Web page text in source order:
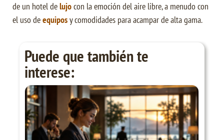
de un hotel delujocon la emoción del aire libre, a menudo con
el uso deequiposy comodidades para acampar de alta gama.
Puede que también te
interese: